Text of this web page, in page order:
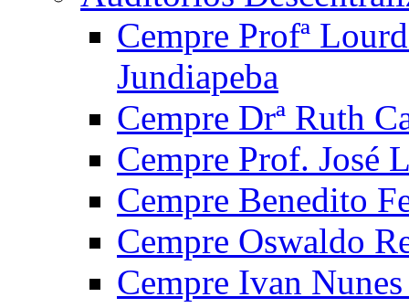
Cempre Profª
Jundiapeba
Cempre Drª Ruth
Cempre Prof. José
Cempre Benedito
Cempre Oswaldo
Cempre Ivan